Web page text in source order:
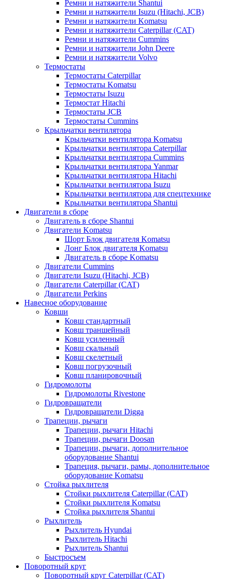
Ремни и натяжители Shantui
Ремни и натяжители Isuzu (Hitachi, JCB)
Ремни и натяжители Komatsu
Ремни и натяжители Caterpillar (CAT)
Ремни и натяжители Cummins
Ремни и натяжители John Deere
Ремни и натяжители Volvo
Термостаты
Термостаты Caterpillar
Термостаты Komatsu
Термостаты Isuzu
Термостат Hitachi
Термостаты JCB
Термостаты Cummins
Крыльчатки вентилятора
Крыльчатки вентилятора Komatsu
Крыльчатки вентилятора Caterpillar
Крыльчатки вентилятора Cummins
Крыльчатки вентилятора Yanmar
Крыльчатки вентилятора Hitachi
Крыльчатки вентилятора Isuzu
Крыльчатки вентилятора для спецтехнике
Крыльчатки вентилятора Shantui
Двигатели в сборе
Двигатель в сборе Shantui
Двигатели Komatsu
Шорт Блок двигателя Komatsu
Лонг Блок двигателя Komatsu
Двигатель в сборе Komatsu
Двигатели Cummins
Двигатели Isuzu (Hitachi, JCB)
Двигатели Caterpillar (CAT)
Двигатели Perkins
Навесное оборудование
Ковши
Ковш стандартный
Ковш траншейный
Ковш усиленный
Ковш скальный
Ковш скелетный
Ковш погрузочный
Ковш планировочный
Гидромолоты
Гидромолоты Rivestone
Гидровращатели
Гидровращатели Digga
Трапеции, рычаги
Трапеции, рычаги Hitachi
Трапеции, рычаги Doosan
Трапеции, рычаги, дополнительное
оборудование Shantui
Трапеция, рычаги, рамы, дополнительное
оборудование Komatsu
Стойка рыхлителя
Стойки рыхлителя Caterpillar (CAT)
Стойки рыхлителя Komatsu
Стойка рыхлителя Shantui
Рыхлитель
Рыхлитель Hyundai
Рыхлитель Hitachi
Рыхлитель Shantui
Быстросъем
Поворотный круг
Поворотный круг Caterpillar (CAT)